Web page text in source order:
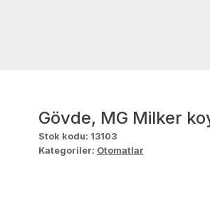
Gövde, MG Milker
Stok kodu: 13103
Kategoriler: Otomatlar